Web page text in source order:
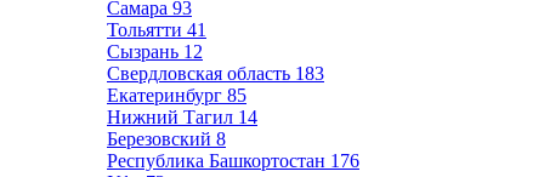
Самара 93
Тольятти 41
Сызрань 12
Свердловская область 183
Екатеринбург 85
Нижний Тагил 14
Березовский 8
Республика Башкортостан 176